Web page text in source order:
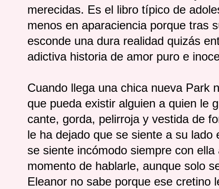
merecidas. Es el libro típico de
menos en aparaciencia porque tras
esconde una dura realidad quizás
adictiva historia de amor puro e
Cuando llega una chica nueva Park
que pueda existir alguien a quien le
cante, gorda, pelirroja y vestida de
le ha dejado que se siente a su
se siente incómodo siempre con
momento de hablarle, aunque solo
Eleanor no sabe porque ese cretino